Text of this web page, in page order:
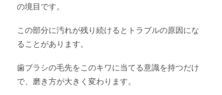
の境目です。
この部分に汚れが残り続けるとトラブルの原因にな
ることがあります。
歯ブラシの毛先をこのキワに当てる意識を持つだけ
で、磨き方が大きく変わります。